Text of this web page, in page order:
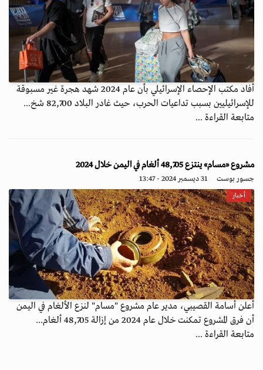
أفاد مكتب الإحصاء الإسرائيلي بأن عام 2024 شهد هجرة غير مسبوقة
للإسرائيليين بسبب تداعيات الحرب، حيث غادر البلاد 82,700 شخ...
متابعة القراءة ...
مشروع «مسام» ينتزع 48,705 ألغام في اليمن خلال 2024
جسور بوست 31 ديسمبر 2024 - 13:47
أخبار
أعلن أسامة القصيبي، مدير عام مشروع "مسام" لنزع الألغام في اليمن
أن فرق المشروع تمكنت خلال عام 2024 من إزالة 48,705 ألغام...
متابعة القراءة ...